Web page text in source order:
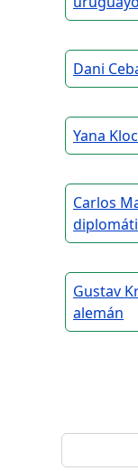
Dani
Yana
Carlos
Gustav
alemán
Buscar